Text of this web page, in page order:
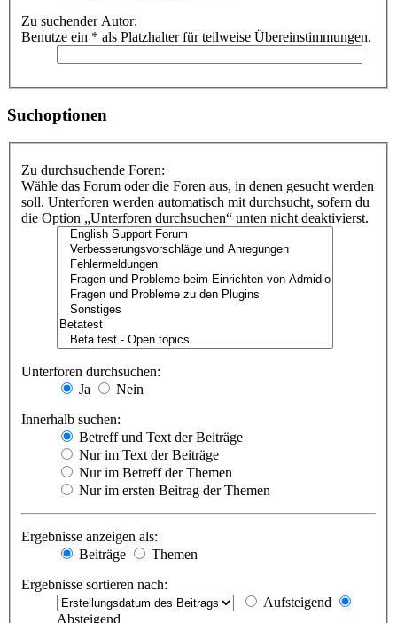
Zu suchender Autor:
Benutze ein * als Platzhalter für teilweise Übereinstimmungen.
Suchoptionen
Zu durchsuchende Foren:
Wähle das Forum oder die Foren aus, in denen gesucht werden
soll. Unterforen werden automatisch mit durchsucht, sofern du
die Option „Unterforen durchsuchen“ unten nicht deaktivierst.
Unterforen durchsuchen:
Ja
Nein
Innerhalb suchen:
Betreff und Text der Beiträge
Nur im Text der Beiträge
Nur im Betreff der Themen
Nur im ersten Beitrag der Themen
Ergebnisse anzeigen als:
Beiträge
Themen
Ergebnisse sortieren nach:
Aufsteigend
Absteigend